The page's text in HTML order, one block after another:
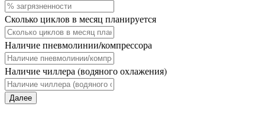
Сколько циклов в месяц планируется
Наличие пневмолинии/компрессора
Наличие чиллера (водяного охлажения)
Далее